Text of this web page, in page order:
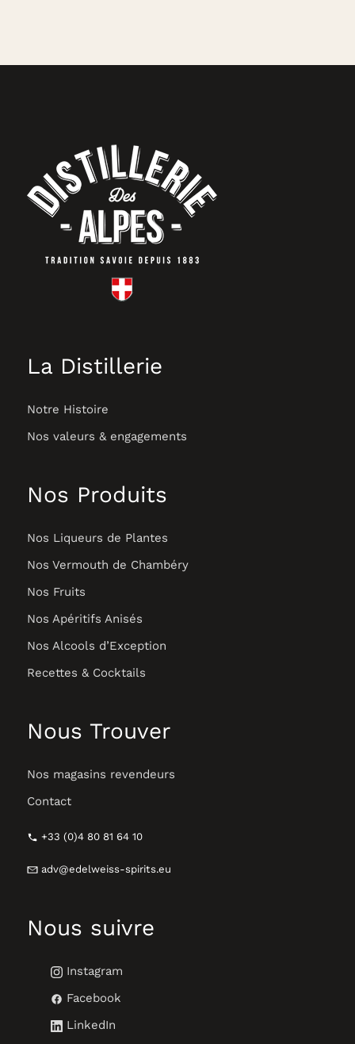
La Distillerie
Notre Histoire
Nos valeurs & engagements
Nos Produits
Nos Liqueurs de Plantes
Nos Vermouth de Chambéry
Nos Fruits
Nos Apéritifs Anisés
Nos Alcools d’Exception
Recettes & Cocktails
Nous Trouver
Nos magasins revendeurs
Contact
+33 (0)4 80 81 64 10
adv@edelweiss-spirits.eu
Nous suivre
Instagram
Facebook
LinkedIn